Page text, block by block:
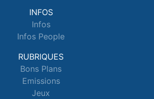
INFOS
Infos
Infos People
RUBRIQUES
Bons Plans
Emissions
Jeux